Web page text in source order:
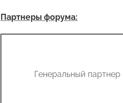
Партнеры форума:
Генеральный партнер